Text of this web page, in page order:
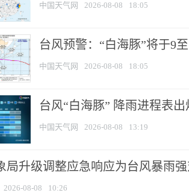
中国天气网 2026-08-08 18:05
台风预警：“白海豚”将于9
中国天气网 2026-08-08 18:05
台风“白海豚” 降雨进程表
中国天气网 2026-08-08 13:19
局升级调整应急响应为台风暴雨
2026-08-08 10:26